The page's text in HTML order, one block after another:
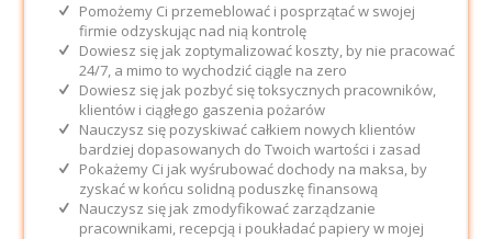
Pomożemy Ci przemeblować i posprzątać w swojej
firmie odzyskując nad nią kontrolę
Dowiesz się jak zoptymalizować koszty, by nie pracować
24/7, a mimo to wychodzić ciągle na zero
Dowiesz się jak pozbyć się toksycznych pracowników,
klientów i ciągłego gaszenia pożarów
Nauczysz się pozyskiwać całkiem nowych klientów
bardziej dopasowanych do Twoich wartości i zasad
Pokażemy Ci jak wyśrubować dochody na maksa, by
zyskać w końcu solidną poduszkę finansową
Nauczysz się jak zmodyfikować zarządzanie
pracownikami, recepcją i poukładać papiery w mojej